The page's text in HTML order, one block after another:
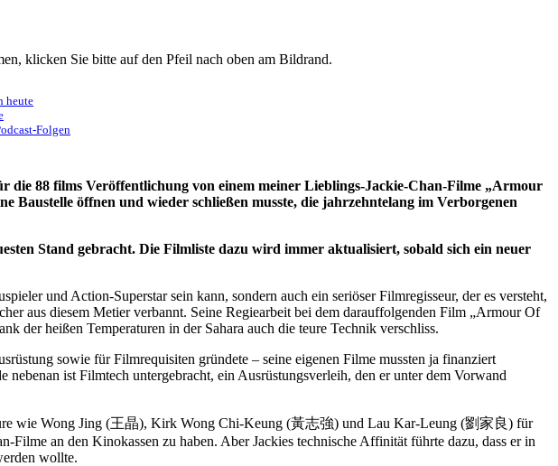
klicken Sie bitte auf den Pfeil nach oben am Bildrand.
heute
Folgen
die 88 films Veröffentlichung von einem meiner Lieblings-Jackie-Chan-Filme „Armour
öffnen und wieder schließen musste, die jahrzehntelang im Verborgenen
Stand gebracht. Die Filmliste dazu wird immer aktualisiert, sobald sich ein neuer
und Action-Superstar sein kann, sondern auch ein seriöser Filmregisseur, der es versteht,
aus diesem Metier verbannt. Seine Regiearbeit bei dem darauffolgenden Film „Armour Of
der heißen Temperaturen in der Sahara auch die teure Technik verschliss.
sowie für Filmrequisiten gründete – seine eigenen Filme mussten ja finanziert
ist Filmtech untergebracht, ein Ausrüstungsverleih, den er unter dem Vorwand
wie Wong Jing (王晶), Kirk Wong Chi-Keung (黃志強) und Lau Kar-Leung (劉家良) für
Filme an den Kinokassen zu haben. Aber Jackies technische Affinität führte dazu, dass er in
wollte.